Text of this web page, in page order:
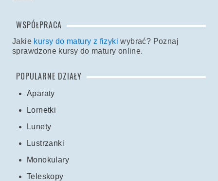
WSPÓŁPRACA
Jakie kursy do matury z fizyki wybrać? Poznaj
sprawdzone kursy do matury online.
POPULARNE DZIAŁY
Aparaty
Lornetki
Lunety
Lustrzanki
Monokulary
Teleskopy